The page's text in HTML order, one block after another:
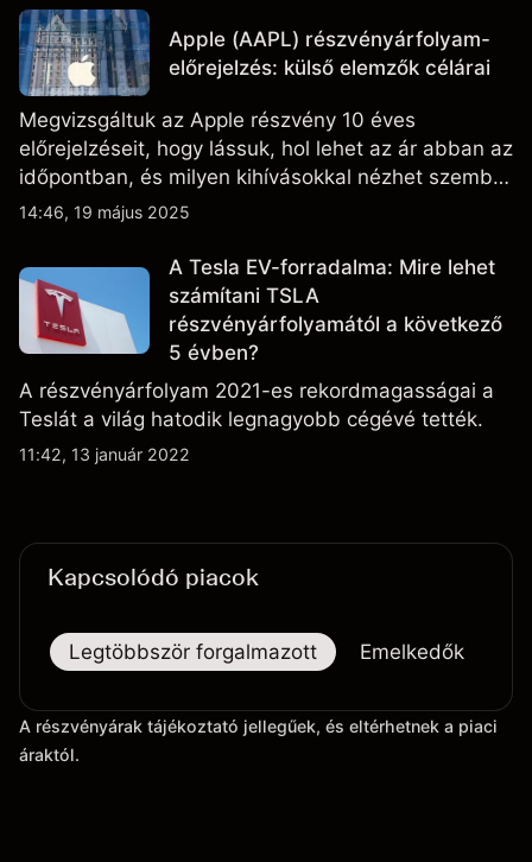
fejleményeket.
Apple (AAPL) részvényárfolyam-
előrejelzés: külső elemzők célárai
Megvizsgáltuk az Apple részvény 10 éves
előrejelzéseit, hogy lássuk, hol lehet az ár abban az
időpontban, és milyen kihívásokkal nézhet szembe
a vállalat.
14:46, 19 május 2025
A Tesla EV-forradalma: Mire lehet
számítani TSLA
részvényárfolyamától a következő
5 évben?
A részvényárfolyam 2021-es rekordmagasságai a
Teslát a világ hatodik legnagyobb cégévé tették.
11:42, 13 január 2022
Kapcsolódó piacok
Legtöbbször forgalmazott Emelkedők
A részvényárak tájékoztató jellegűek, és eltérhetnek a piaci
áraktól.